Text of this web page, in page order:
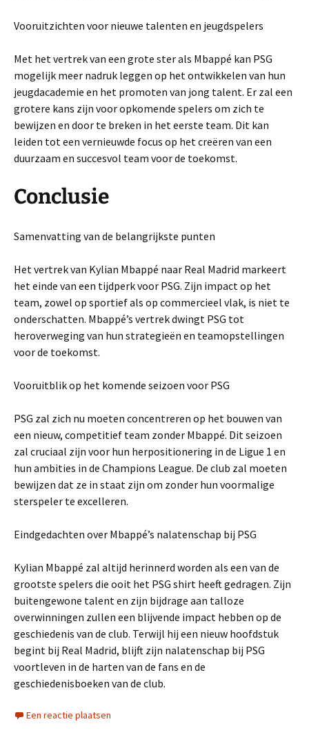
Vooruitzichten voor nieuwe talenten en jeugdspelers
Met het vertrek van een grote ster als Mbappé kan PSG
mogelijk meer nadruk leggen op het ontwikkelen van hun
jeugdacademie en het promoten van jong talent. Er zal een
grotere kans zijn voor opkomende spelers om zich te
bewijzen en door te breken in het eerste team. Dit kan
leiden tot een vernieuwde focus op het creëren van een
duurzaam en succesvol team voor de toekomst.
Conclusie
Samenvatting van de belangrijkste punten
Het vertrek van Kylian Mbappé naar Real Madrid markeert
het einde van een tijdperk voor PSG. Zijn impact op het
team, zowel op sportief als op commercieel vlak, is niet te
onderschatten. Mbappé’s vertrek dwingt PSG tot
heroverweging van hun strategieën en teamopstellingen
voor de toekomst.
Vooruitblik op het komende seizoen voor PSG
PSG zal zich nu moeten concentreren op het bouwen van
een nieuw, competitief team zonder Mbappé. Dit seizoen
zal cruciaal zijn voor hun herpositionering in de Ligue 1 en
hun ambities in de Champions League. De club zal moeten
bewijzen dat ze in staat zijn om zonder hun voormalige
sterspeler te excelleren.
Eindgedachten over Mbappé’s nalatenschap bij PSG
Kylian Mbappé zal altijd herinnerd worden als een van de
grootste spelers die ooit het PSG shirt heeft gedragen. Zijn
buitengewone talent en zijn bijdrage aan talloze
overwinningen zullen een blijvende impact hebben op de
geschiedenis van de club. Terwijl hij een nieuw hoofdstuk
begint bij Real Madrid, blijft zijn nalatenschap bij PSG
voortleven in de harten van de fans en de
geschiedenisboeken van de club.
Een reactie plaatsen